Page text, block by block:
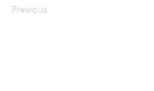
Previous